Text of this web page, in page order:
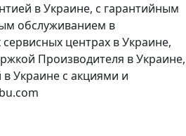
в Украине, с гарантийным
обслуживанием в
центрах в Украине,
Производителя в Украине,
Украине с акциями и